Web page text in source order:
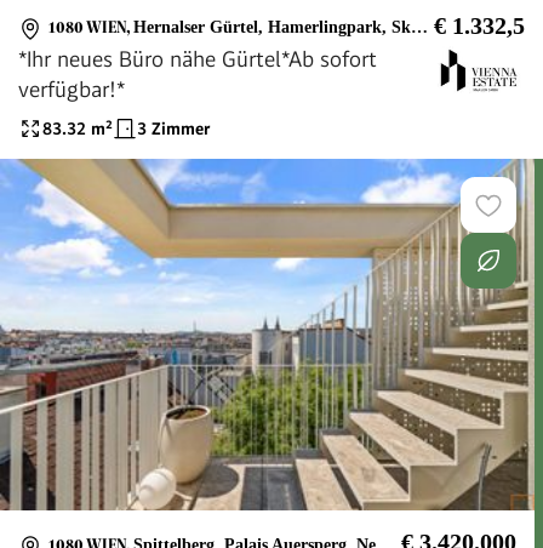
1080 WIEN, Hernalser Gürtel, Hamerlingpark, Skodagasse € 1.332,5
*Ihr neues Büro nähe Gürtel*Ab sofort
verfügbar!*
83.32 m² 3 Zimmer
€ 3.420.000